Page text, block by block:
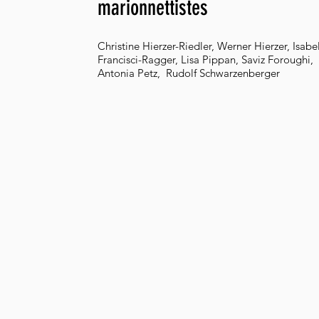
marionnettistes
Christine Hierzer-Riedler, Werner Hierzer,
Francisci-Ragger, Lisa Pippan, Saviz Foroughi,
Antonia Petz, Rudolf Schwarzenberger